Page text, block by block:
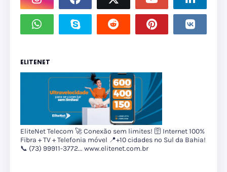
ELITENET
EliteNet Telecom 🚀 Conexão sem limites! 🛜 Internet 100%
Fibra + TV + Telefonia móvel 📍+10 cidades no Sul da Bahia!
📞 (73) 99911-3772... www.elitenet.com.br